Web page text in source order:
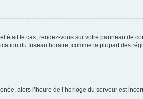
était le cas, rendez-vous sur votre panneau de
du fuseau horaire, comme la plupart des
alors l’heure de l’horloge du serveur est